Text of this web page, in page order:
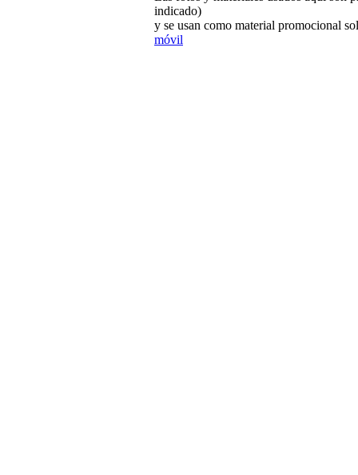
indicado)
y se usan como material promocional
móvil